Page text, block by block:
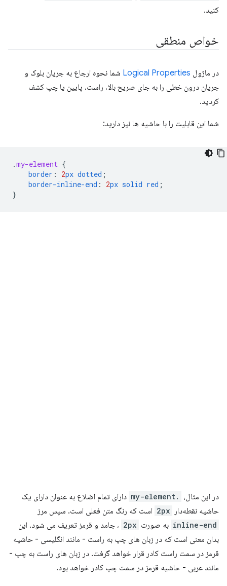
کنید.
خواص منطقی
در ماژول Logical Properties شما نحوه ارجاع به جریان بلوک و
جریان درون خطی را به جای صریح بالا، راست، پایین یا چپ کشف
کردید.
شما این قابلیت را با حاشیه ها نیز دارید:
.my-element {
border : 2px dotted ;
border-inline-end : 2px solid red ;
}
در این مثال، .my-element
دارای تمام اضلاع به عنوان دارای یک
حاشیه نقطه‌دار
2px است که رنگ متن فعلی است. سپس مرز
inline-end به صورت 2px ، جامد و قرمز تعریف می شود. این
بدان معنی است که در زبان های چپ به راست - مانند انگلیسی - حاشیه
قرمز در سمت راست کادر قرار خواهد گرفت. در زبان های راست به چپ -
مانند عربی - حاشیه قرمز در سمت چپ کادر خواهد بود.